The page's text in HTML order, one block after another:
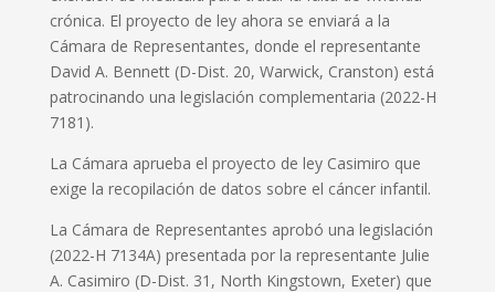
crónica. El proyecto de ley ahora se enviará a la
Cámara de Representantes, donde el representante
David A. Bennett (D-Dist. 20, Warwick, Cranston) está
patrocinando una legislación complementaria (2022-H
7181).
La Cámara aprueba el proyecto de ley Casimiro que
exige la recopilación de datos sobre el cáncer infantil.
La Cámara de Representantes aprobó una legislación
(2022-H 7134A) presentada por la representante Julie
A. Casimiro (D-Dist. 31, North Kingstown, Exeter) que